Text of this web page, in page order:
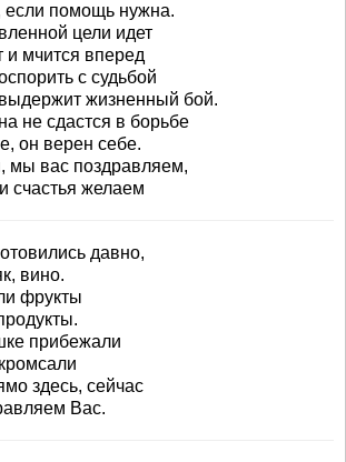
если помощь нужна.
цели идет
и мчится вперед
с судьбой
жизненный бой.
не сдастся в борьбе
он верен себе.
мы вас поздравляем,
счастья желаем
давно,
вино.
фрукты
прибежали
здесь, сейчас
Вас.